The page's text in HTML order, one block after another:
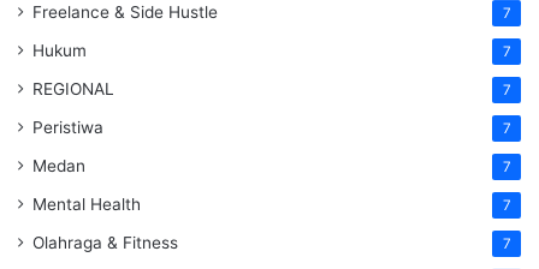
Freelance & Side Hustle 7
Hukum 7
REGIONAL 7
Peristiwa 7
Medan 7
Mental Health 7
Olahraga & Fitness 7